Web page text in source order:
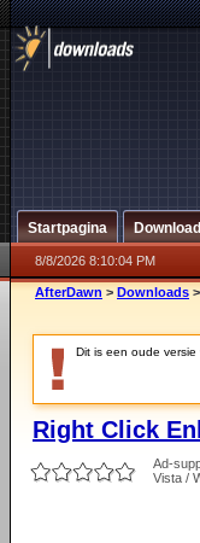
Startpagina
8/8/2026 8:10:04 PM
AfterDawn > Downloads >
Dit is een oude
Right Click
Ad-
Vista /